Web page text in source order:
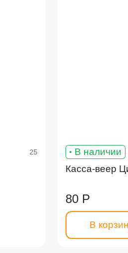
25 В наличии
Касса-веер
80 Р
В